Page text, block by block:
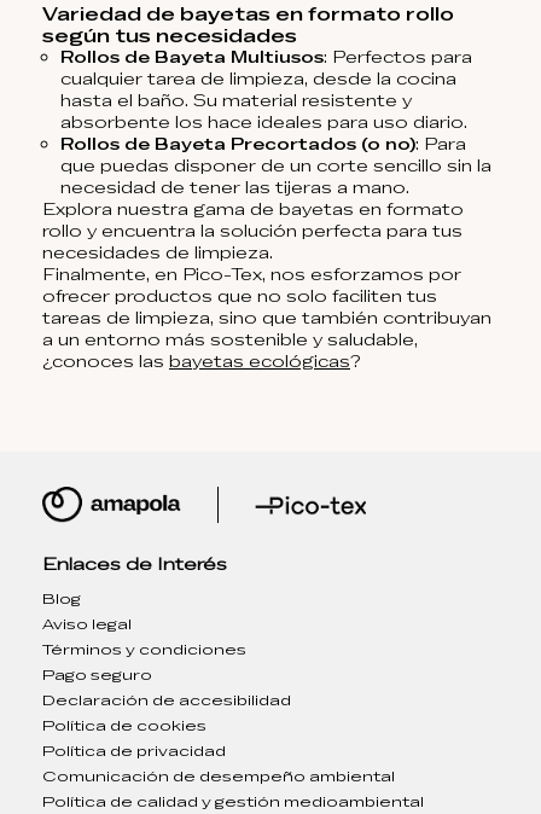
Variedad de bayetas en formato rollo
según tus necesidades
Rollos de Bayeta Multiusos: Perfectos para
cualquier tarea de limpieza, desde la cocina
hasta el baño. Su material resistente y
absorbente los hace ideales para uso diario.
Rollos de Bayeta Precortados (o no): Para
que puedas disponer de un corte sencillo sin la
necesidad de tener las tijeras a mano.
Explora nuestra gama de bayetas en formato
rollo y encuentra la solución perfecta para tus
necesidades de limpieza.
Finalmente, en Pico-Tex, nos esforzamos por
ofrecer productos que no solo faciliten tus
tareas de limpieza, sino que también contribuyan
a un entorno más sostenible y saludable,
¿conoces las bayetas ecológicas?
Enlaces de Interés
Blog
Aviso legal
Términos y condiciones
Pago seguro
Declaración de accesibilidad
Política de cookies
Política de privacidad
Comunicación de desempeño ambiental
Política de calidad y gestión medioambiental